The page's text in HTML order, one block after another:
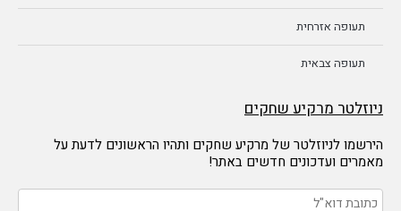
תעופה אזרחית
תעופה צבאית
ניוזלטר מרקיע שחקים
הירשמו לניוזלטר של מרקיע שחקים ותהיו הראשונים לדעת על
מאמרים ועדכונים חדשים באתר!